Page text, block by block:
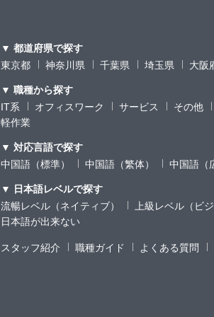
▼ 都道府県で探す
東京都
神奈川県 千葉県 埼玉県 大阪
▼ 職種から探す
IT系
オフィスワーク サービス
その他
軽作業
▼ 対応言語で探す
中国語（標準）
中国語（繁体） 中国語（
▼ 日本語レベルで探す
流暢レベル（ネイティブ）
上級レベル（ビ
日本語が出来ない
スタッフ紹介 職種ガイド よくある質問